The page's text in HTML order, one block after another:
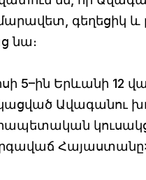
գեղեցիկ և
նա։
5–ին Երևանի 12
Ավագանու